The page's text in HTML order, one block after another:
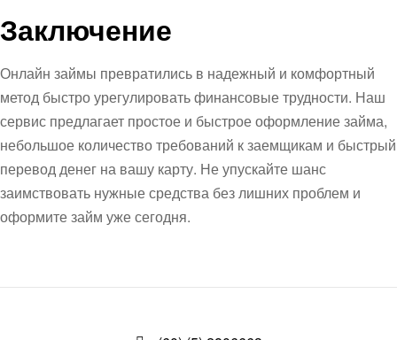
Заключение
Онлайн займы превратились в надежный и комфортный
метод быстро урегулировать финансовые трудности. Наш
сервис предлагает простое и быстрое оформление займа,
небольшое количество требований к заемщикам и быстрый
перевод денег на вашу карту. Не упускайте шанс
заимствовать нужные средства без лишних проблем и
оформите займ уже сегодня.